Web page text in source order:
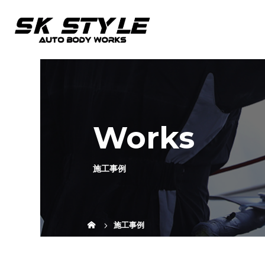
Works
施工事例
施工事例